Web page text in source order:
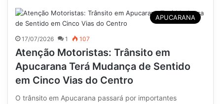
APUCARANA
17/07/2026 1 107
Atenção Motoristas: Trânsito em
Apucarana Terá Mudança de Sentido
em Cinco Vias do Centro
O trânsito em Apucarana passará por importantes